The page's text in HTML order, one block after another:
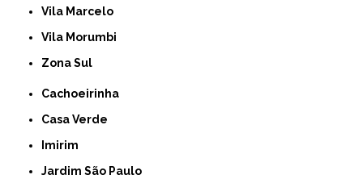
Vila Marcelo
Vila Morumbi
Zona Sul
Cachoeirinha
Casa Verde
Imirim
Jardim São Paulo